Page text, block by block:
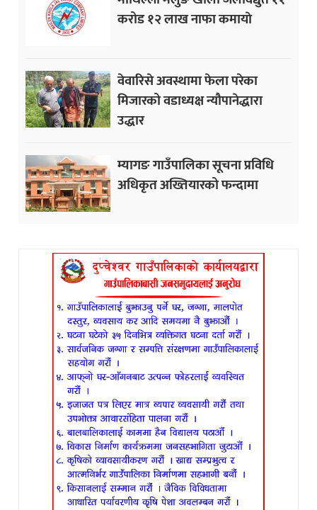
करोड १२ लाख नाफा कमायाे
वेवारिसे अवस्थामा फेला परेका
मिजारको वडाध्यक्ष न्यौपानेद्धारा
उद्धार
म्यागङ गाउँपालिका सूचना प्रविधि
अधिकृत अख्तियारको फन्दामा